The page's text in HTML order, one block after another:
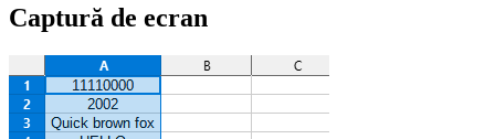
Captură de ecran